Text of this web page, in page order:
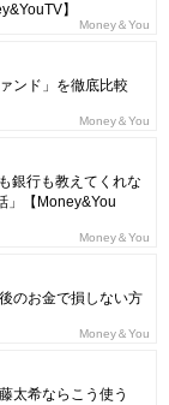
】
Money＆You
ンド」を徹底比較
Money＆You
銀行も教えてくれな
」【Money&You
Money＆You
のお金で損しない方
Money＆You
太希ならこう使う